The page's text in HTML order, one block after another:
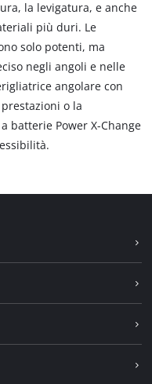
la levigatura, e anche
più duri. Le
solo potenti, ma
negli angoli e nelle
angolare con
o la
batterie Power X-Change